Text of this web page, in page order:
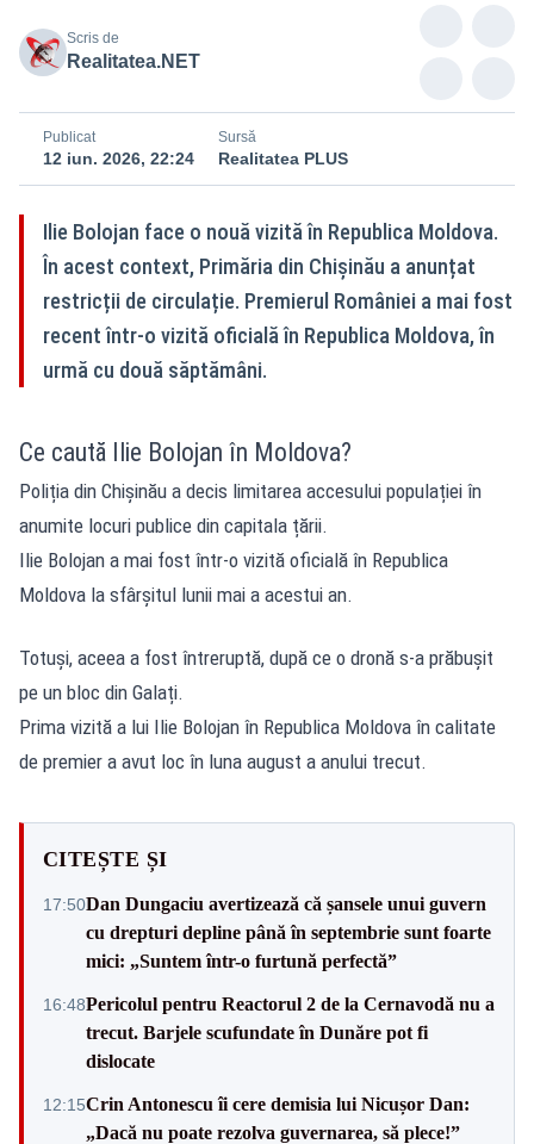
Scris de
Realitatea.NET
Publicat
12 iun. 2026, 22:24
Sursă
Realitatea PLUS
Ilie Bolojan face o nouă vizită în Republica Moldova.
În acest context, Primăria din Chișinău a anunțat
restricții de circulație. Premierul României a mai fost
recent într-o vizită oficială în Republica Moldova, în
urmă cu două săptămâni.
Ce caută Ilie Bolojan în Moldova?
Poliția din Chișinău a decis limitarea accesului populației în
anumite locuri publice din capitala țării.
Ilie Bolojan a mai fost într-o vizită oficială în Republica
Moldova la sfârșitul lunii mai a acestui an.
Totuși, aceea a fost întreruptă, după ce o dronă s-a prăbușit
pe un bloc din Galați.
Prima vizită a lui Ilie Bolojan în Republica Moldova în calitate
de premier a avut loc în luna august a anului trecut.
CITEȘTE ȘI
17:50Dan Dungaciu avertizează că șansele unui guvern
cu drepturi depline până în septembrie sunt foarte
mici: „Suntem într-o furtună perfectă”
16:48Pericolul pentru Reactorul 2 de la Cernavodă nu a
trecut. Barjele scufundate în Dunăre pot fi
dislocate
12:15Crin Antonescu îi cere demisia lui Nicușor Dan:
„Dacă nu poate rezolva guvernarea, să plece!”